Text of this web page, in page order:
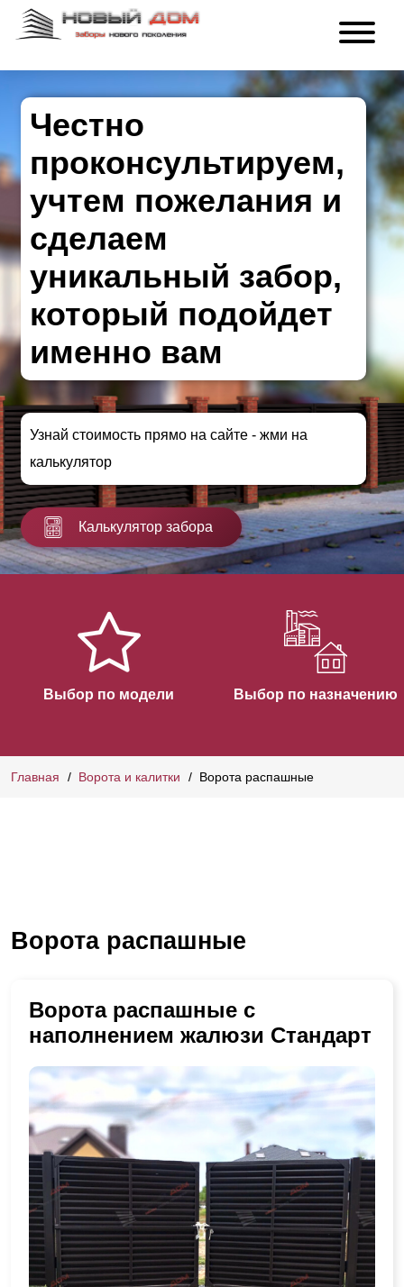
Честно
проконсультируем,
учтем пожелания и
сделаем
уникальный забор,
который подойдет
именно вам
Узнай стоимость прямо на сайте - жми на
калькулятор
Калькулятор забора
Выбор по модели Выбор по назначению
Главная Ворота и калитки Ворота распашные
Ворота распашные
Ворота распашные с
наполнением жалюзи Стандарт